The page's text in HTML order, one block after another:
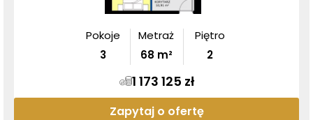
Pokoje
3
Metraż
68 m²
Piętro
2
1 173 125 zł
Zapytaj o ofertę